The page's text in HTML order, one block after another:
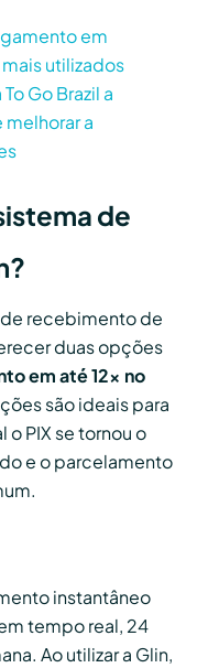
em
utilizados
Go Brazil a
a
de
recebimento de
duas opções
em até 12x no
são ideais para
PIX se tornou o
e o parcelamento
instantâneo
tempo real, 24
Ao utilizar a Glin,